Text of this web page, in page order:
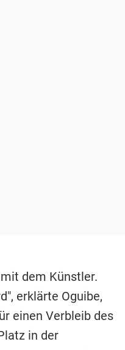
dem Künstler.
erklärte Oguibe,
einen Verbleib des
in der